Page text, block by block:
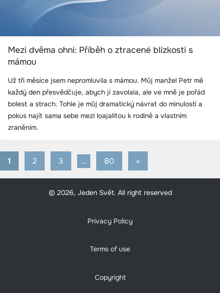
Mezi dvěma ohni: Příběh o ztracené blízkosti s
mámou
Už tři měsíce jsem nepromluvila s mámou. Můj manžel Petr mě
každý den přesvědčuje, abych jí zavolala, ale ve mně je pořád
bolest a strach. Tohle je můj dramatický návrat do minulosti a
pokus najít sama sebe mezi loajalitou k rodině a vlastním
zraněním.
Stránkování
příspěvků
1 2 3 … 80
Next
»
© 2026, Jeden Svět. All right reserved
Privacy Policy
Terms of use
Copyright